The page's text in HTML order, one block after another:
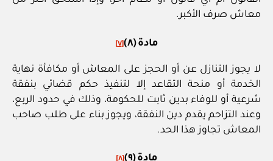
معاش صرف الأكبر.
مادة (٨) [٧]
لا يجوز التنازل عن أو الحجز على المعاش أو مكافأة نهاية
الخدمة أو منحة التقاعد إلا لتنفيذ حكم قضائي بنفقة
شرعية أو للوفاء بدين ثابت للحكومة، وذلك في حدود الربع،
وعند التزاحم يقدم دين النفقة، ويجوز بناء على طلب صاحب
المعاش تجاوز هذا الحد.
مادة (٩) [٨]